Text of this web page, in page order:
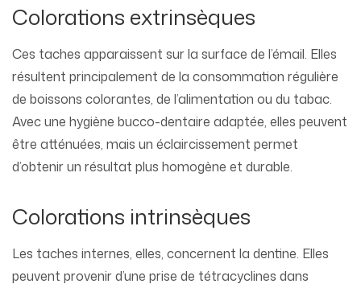
Colorations extrinsèques
Ces taches apparaissent sur la surface de l’émail. Elles
résultent principalement de la consommation régulière
de boissons colorantes, de l’alimentation ou du tabac.
Avec une hygiène bucco-dentaire adaptée, elles peuvent
être atténuées, mais un éclaircissement permet
d’obtenir un résultat plus homogène et durable.
Colorations intrinsèques
Les taches internes, elles, concernent la dentine. Elles
peuvent provenir d’une prise de tétracyclines dans